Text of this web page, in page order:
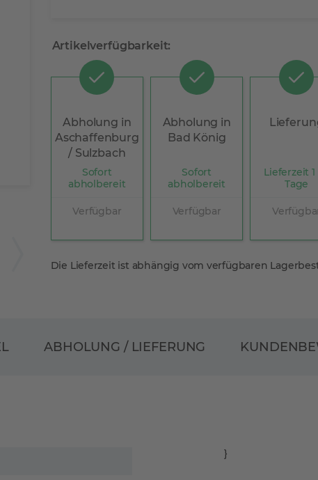
Artikelverfügbarkeit:
Abholung in
Aschaffenburg
/ Sulzbach
Sofort
abholbereit
Verfügbar
Abholung in
Bad König
Sofort
abholbereit
Verfügbar
Lieferzeit 1
Tage
Die Lieferzeit ist abhängig vom verfügbaren
}
ABHOLUNG / LIEFERUNG